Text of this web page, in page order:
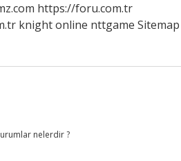
https://foru.com.tr
knight online nttgame Sitemap
nelerdir ?